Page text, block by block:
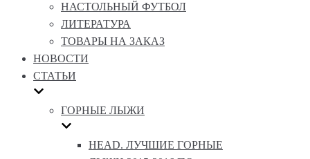
НАСТОЛЬНЫЙ ФУТБОЛ
ЛИТЕРАТУРА
ТОВАРЫ НА ЗАКАЗ
НОВОСТИ
СТАТЬИ
ГОРНЫЕ ЛЫЖИ
HEAD. ЛУЧШИЕ ГОРНЫЕ